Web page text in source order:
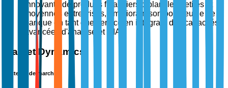
innovante de produits financiers ciblant les petites et
moyennes entreprises, améliorant son portefeuille de
banque en tant que service en intégrant des capacités
avancées d'analyse et d'IA.
Market Dynamics
Facteurs de marché